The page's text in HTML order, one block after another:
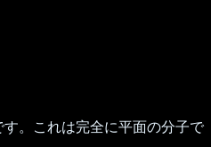
。これは完全に平面の分子で